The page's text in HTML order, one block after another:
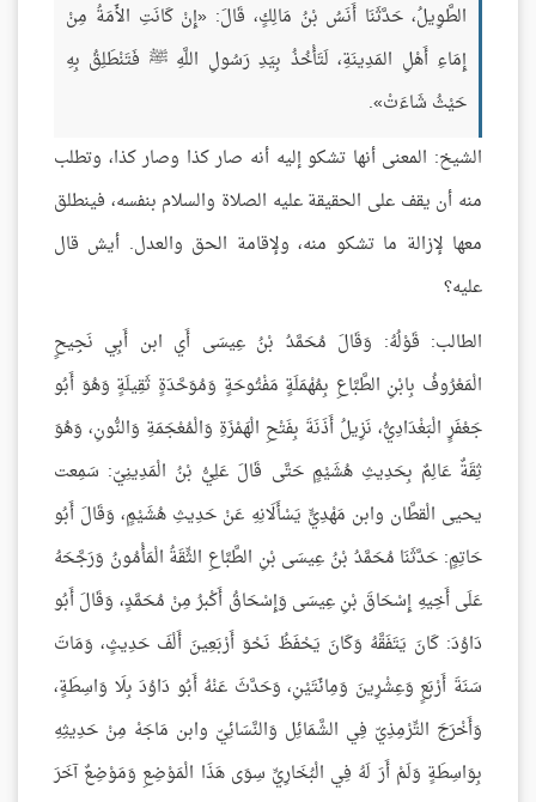
الطَّوِيلُ، حَدَّثَنَا أَنَسُ بْنُ مَالِكٍ، قَالَ: «إِنْ كَانَتِ الأَمَةُ مِنْ
إِمَاءِ أَهْلِ المَدِينَةِ، لَتَأْخُذُ بِيَدِ رَسُولِ اللَّهِ ﷺ فَتَنْطَلِقُ بِهِ
حَيْثُ شَاءَتْ».
الشيخ: المعنى أنها تشكو إليه أنه صار كذا وصار كذا، وتطلب
منه أن يقف على الحقيقة عليه الصلاة والسلام بنفسه، فينطلق
معها لإزالة ما تشكو منه، ولإقامة الحق والعدل. أيش قال
عليه؟
الطالب: قَوْلُهُ: وَقَالَ مُحَمَّدُ بْنُ عِيسَى أَي ابن أَبِي نَجِيحٍ
الْمَعْرُوفُ بِابْنِ الطَّبَّاعِ بِمُهْمَلَةٍ مَفْتُوحَةٍ وَمُوَحَّدَةٍ ثَقِيلَةٍ وَهُوَ أَبُو
جَعْفَرٍ الْبَغْدَادِيُّ، نَزِيلُ أَذَنَةَ بِفَتْحِ الْهَمْزَةِ وَالْمُعْجَمَةِ وَالنُّونِ، وَهُوَ
ثِقَةٌ عَالِمٌ بِحَدِيثِ هُشَيْمٍ حَتَّى قَالَ عَلِيُّ بْنُ الْمَدِينِيّ: سَمِعت
يحيى الْقطَّان وابن مَهْدِيٍّ يَسْأَلَانِهِ عَنْ حَدِيثِ هُشَيْمٍ، وَقَالَ أَبُو
حَاتِمٍ: حَدَّثَنَا مُحَمَّدُ بْنُ عِيسَى بْنِ الطَّبَّاعِ الثِّقَةُ الْمَأْمُونُ وَرَجَّحَهُ
عَلَى أَخِيهِ إِسْحَاقَ بْنِ عِيسَى وَإِسْحَاقُ أَكْبرُ مِنْ مُحَمَّدٍ، وَقَالَ أَبُو
دَاوُدَ: كَانَ يَتَفَقَّهُ وَكَانَ يَحْفَظُ نَحْوَ أَرْبَعِينَ أَلْفَ حَدِيثٍ، وَمَاتَ
سَنَةَ أَرْبَعٍ وَعِشْرِينَ وَمِائَتَيْنِ، وَحَدَّثَ عَنْهُ أَبُو دَاوُدَ بِلَا وَاسِطَةٍ،
وَأَخْرَجَ التِّرْمِذِيّ فِي الشَّمَائِل وَالنَّسَائِيّ وابن مَاجَهْ مِنْ حَدِيثِهِ
بِوَاسِطَةٍ وَلَمْ أَرَ لَهُ فِي الْبُخَارِيِّ سِوَى هَذَا الْمَوْضِعِ وَمَوْضِعٌ آخَرَ